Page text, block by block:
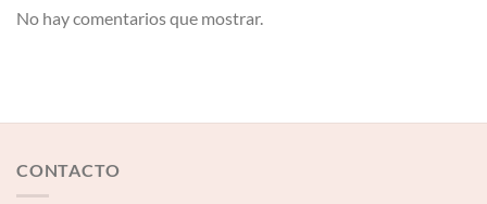
No hay comentarios que mostrar.
CONTACTO